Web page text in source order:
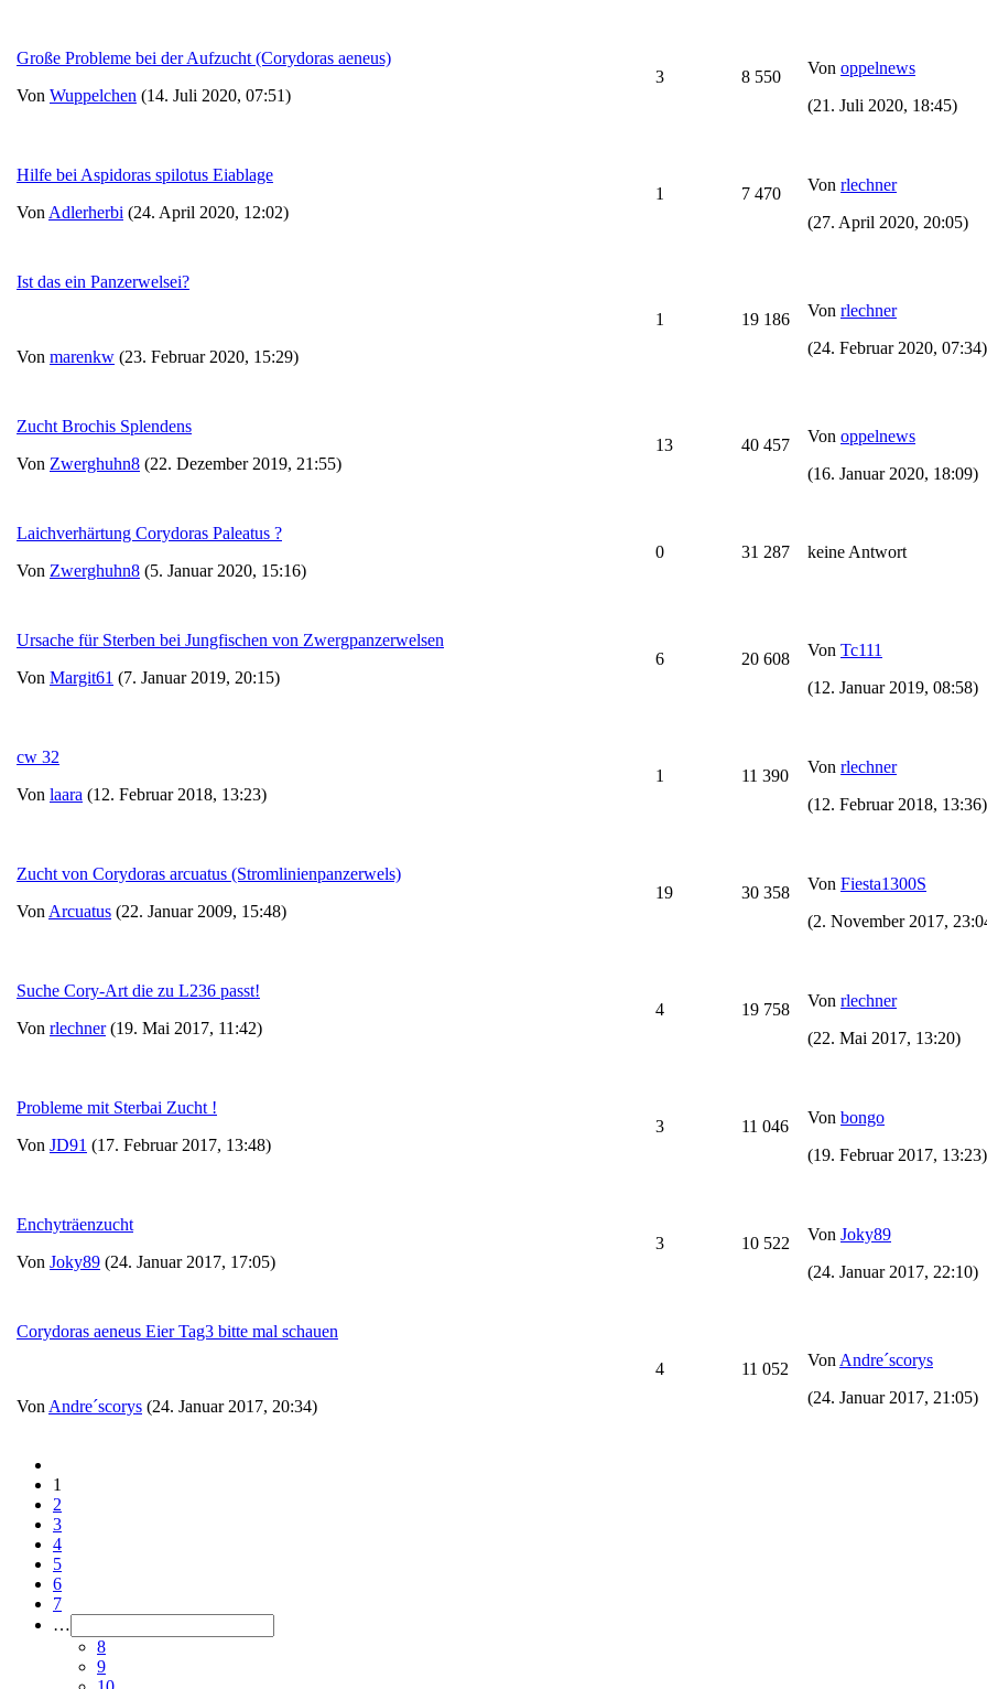
Große Probleme bei der Aufzucht (Corydoras aeneus)
Von Wuppelchen (14. Juli 2020, 07:51)
3 8 550 Von oppelnews
(21. Juli 2020, 18:45)
Hilfe bei Aspidoras spilotus Eiablage
Von Adlerherbi (24. April 2020, 12:02)
1 7 470 Von rlechner
(27. April 2020, 20:05)
Ist das ein Panzerwelsei?
Von marenkw (23. Februar 2020, 15:29)
1 19 186 Von rlechner
(24. Februar 2020, 07:34)
Zucht Brochis Splendens
Von Zwerghuhn8 (22. Dezember 2019, 21:55)
13 40 457 Von oppelnews
(16. Januar 2020, 18:09)
Laichverhärtung Corydoras Paleatus ?
Von Zwerghuhn8 (5. Januar 2020, 15:16)
0 31 287 keine Antwort
Ursache für Sterben bei Jungfischen von Zwergpanzerwelsen
Von Margit61 (7. Januar 2019, 20:15)
6 20 608 Von Tc111
(12. Januar 2019, 08:58)
cw 32
Von laara (12. Februar 2018, 13:23)
1 11 390 Von rlechner
(12. Februar 2018, 13:36)
Zucht von Corydoras arcuatus (Stromlinienpanzerwels)
Von Arcuatus (22. Januar 2009, 15:48)
19 30 358 Von Fiesta1300S
(2. November 2017,
Suche Cory-Art die zu L236 passt!
Von rlechner(19. Mai 2017, 11:42)
4 19 758 Von rlechner
(22. Mai 2017, 13:20)
Probleme mit Sterbai Zucht !
Von JD91 (17. Februar 2017, 13:48)
3 11 046 Von bongo
(19. Februar 2017, 13:23)
Enchyträenzucht
Von Joky89 (24. Januar 2017, 17:05)
3 10 522 Von Joky89
(24. Januar 2017, 22:10)
Corydoras aeneus Eier Tag3 bitte mal schauen
Von Andre´scorys (24. Januar 2017, 20:34)
4 11 052 Von Andre´scorys
(24. Januar 2017, 21:05)
1
2
3
4
5
6
7
…
8
9